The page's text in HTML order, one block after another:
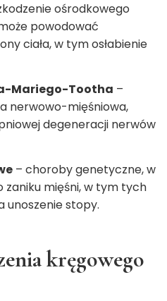
ośrodkowego
powodować
ciała, w tym osłabienie
Mariego-Tootha –
nerwowo-mięśniowa,
degeneracji nerwów
– choroby genetyczne, w
mięśni, w tym tych
unoszenie stopy.
kręgowego